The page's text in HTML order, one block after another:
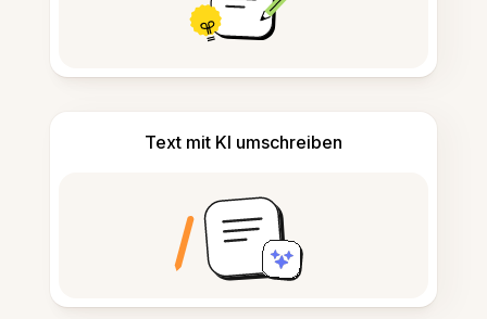
Text mit KI umschreiben